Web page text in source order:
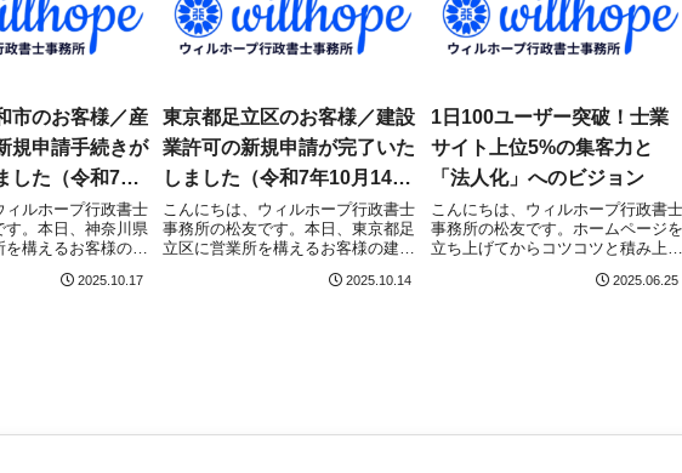
市のお客様／産
規申請手続きが
した（令和7年
ィルホープ行政書士
す。本日、神奈川県
を構えるお客様の産
いて、無事に申請受
2025.10.17
東京都足立区のお客様／建設
業許可の新規申請が完了いた
しました（令和7年10月14
日）
こんにちは、ウィルホープ行政書士
事務所の松友です。本日、東京都足
立区に営業所を構えるお客様の建設
（市街地建設部 建設課）にて無事
2025.10.14
1日100ユーザー突破！士業
サイト上位5%の集客力と
「法人化」へのビジョン
こんにちは、ウィルホープ行政書士
事務所の松友です。ホームページを
立ち上げてからコツコツと積み上げ
して現れました！1日100ユーザー
2025.06.25